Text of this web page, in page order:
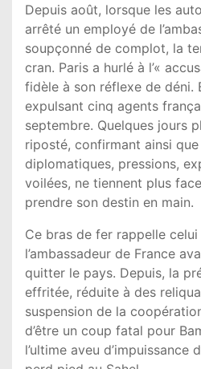
Depuis août, lorsque les
arrêté un employé de
soupçonné de complot, la
cran. Paris a hurlé à l’«
fidèle à son réflexe de déni.
expulsant cinq agents
septembre. Quelques jours
riposté, confirmant ainsi
diplomatiques, pressions,
voilées, ne tiennent plus
prendre son destin en main.
Ce bras de fer rappelle
l’ambassadeur de France
quitter le pays. Depuis, la
effritée, réduite à des
suspension de la
d’être un coup fatal pour
l’ultime aveu d’impuissance